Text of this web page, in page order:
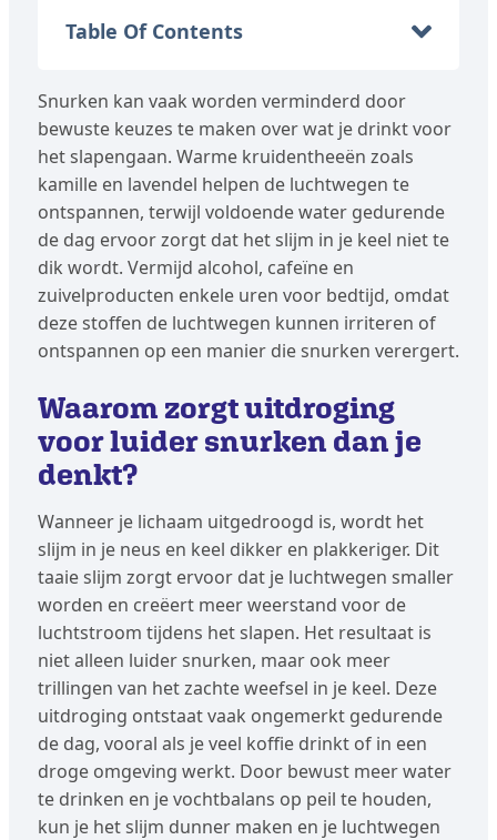
Table Of Contents
Snurken kan vaak worden verminderd door
bewuste keuzes te maken over wat je drinkt voor
het slapengaan. Warme kruidentheeën zoals
kamille en lavendel helpen de luchtwegen te
ontspannen, terwijl voldoende water gedurende
de dag ervoor zorgt dat het slijm in je keel niet te
dik wordt. Vermijd alcohol, cafeïne en
zuivelproducten enkele uren voor bedtijd, omdat
deze stoffen de luchtwegen kunnen irriteren of
ontspannen op een manier die snurken verergert.
Waarom zorgt uitdroging
voor luider snurken dan je
denkt?
Wanneer je lichaam uitgedroogd is, wordt het
slijm in je neus en keel dikker en plakkeriger. Dit
taaie slijm zorgt ervoor dat je luchtwegen smaller
worden en creëert meer weerstand voor de
luchtstroom tijdens het slapen. Het resultaat is
niet alleen luider snurken, maar ook meer
trillingen van het zachte weefsel in je keel. Deze
uitdroging ontstaat vaak ongemerkt gedurende
de dag, vooral als je veel koffie drinkt of in een
droge omgeving werkt. Door bewust meer water
te drinken en je vochtbalans op peil te houden,
kun je het slijm dunner maken en je luchtwegen